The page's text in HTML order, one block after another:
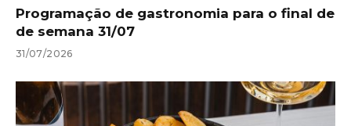
Programação de gastronomia para o final de
de semana 31/07
31/07/2026